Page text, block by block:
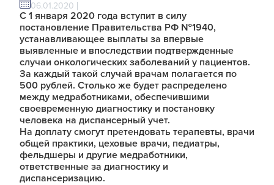
06.01.2020
С 1 января 2020 года вступит в силу
постановление Правительства РФ №1940,
устанавливающее выплаты за впервые
выявленные и впоследствии подтвержденные
случаи онкологических заболеваний у пациентов.
За каждый такой случай врачам полагается по
500 рублей. Столько же будет распределено
между медработниками, обеспечившими
своевременную диагностику и постановку
человека на диспансерный учет.
На доплату смогут претендовать терапевты, врачи
общей практики, цеховые врачи, педиатры,
фельдшеры и другие медработники,
ответственные за диагностику и
диспансеризацию.